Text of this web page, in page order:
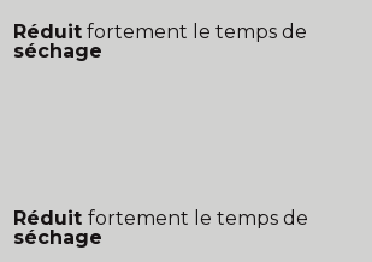
Réduit fortement le temps de
séchage
Réduit fortement le temps de
séchage